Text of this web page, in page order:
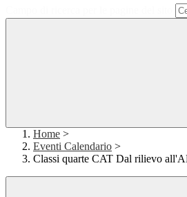
Home >
Eventi Calendario >
Classi quarte CAT Dal rilievo